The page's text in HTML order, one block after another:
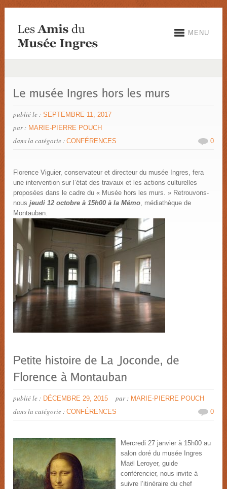
MENU
publié le : SEPTEMBRE 11, 2017
par : MARIE-PIERRE POUCH
dans la catégorie :CONFÉRENCES 0
Florence Viguier, conservateur et directeur du musée Ingres, fera
une intervention sur l’état des travaux et les actions culturelles
proposées dans le cadre du « Musée hors les murs. » Retrouvons-
nous jeudi 12 octobre à 15h00 à la Mémo, médiathèque de
Montauban.
publié le : DÉCEMBRE 29, 2015 par : MARIE-PIERRE POUCH
dans la catégorie :CONFÉRENCES 0
Mercredi 27 janvier à 15h00 au
salon doré du musée Ingres
Maël Leroyer, guide
conférencier, nous invite à
suivre l’itinéraire du chef